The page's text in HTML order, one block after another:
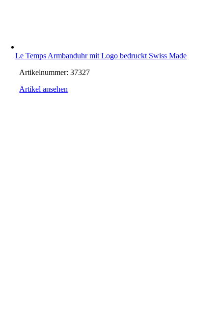
Le Temps Armbanduhr mit Logo bedruckt Swiss Made
Artikelnummer:37327
Artikel ansehen